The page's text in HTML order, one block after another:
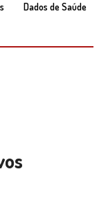
Dados de Saúde